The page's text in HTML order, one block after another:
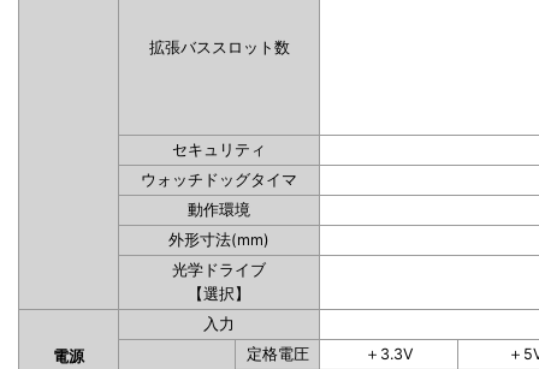
拡張バススロット数
セキュリティ
ウォッチドッグタイマ
動作環境
外形寸法(mm)
光学ドライブ
【選択】
電源
入力
定格電圧 ＋3.3V
＋